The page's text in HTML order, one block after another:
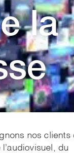
la
nos clients
du